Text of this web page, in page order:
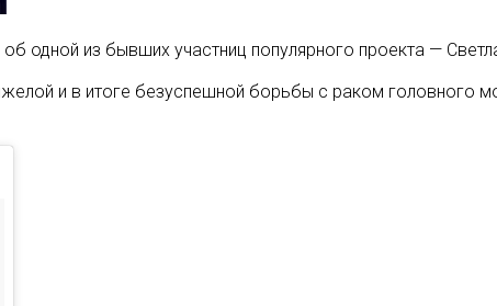
одной из бывших участниц популярного проекта —
и в итоге безуспешной борьбы с раком головного